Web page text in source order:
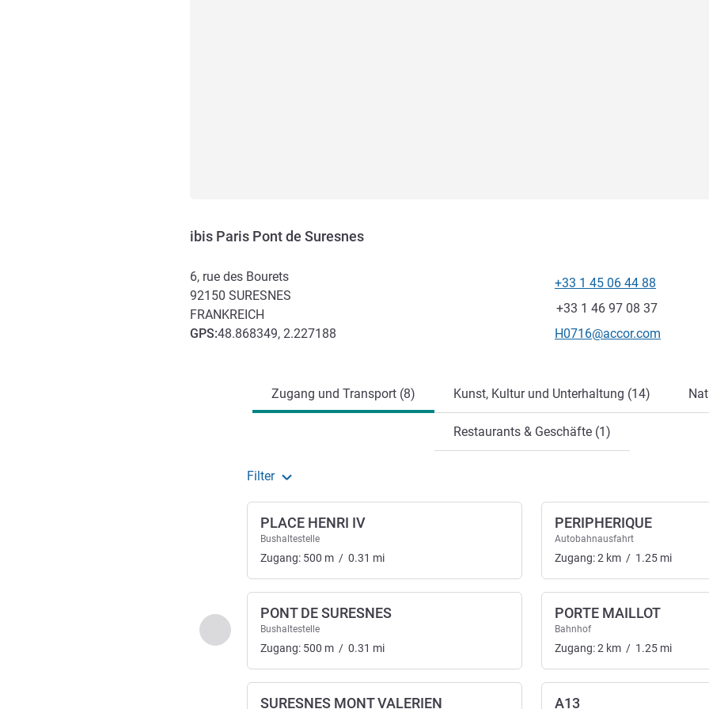
ibis Paris Pont de Suresnes
6, rue des Bourets
92150 SURESNES
FRANKREICH
GPS:48.868349, 2.227188
+33 1 45 06 44 88
Fax
+33 1 46 97 08 37
Kontakt-E-Mail
H0716@accor.com
Zugang und Transport (8) Kunst, Kultur und Unterhaltung (14)
Restaurants & Geschäfte (1)
Filter
Zurück - Zugang und Transport
PLACE HENRI IV
Bushaltestelle
Zugang: 500 m / 0.31 mi
PONT DE SURESNES
Bushaltestelle
Zugang: 500 m / 0.31 mi
SURESNES MONT VALERIEN
PERIPHERIQUE
Autobahnausfahrt
Zugang:2 km / 1.25 mi
PORTE MAILLOT
Bahnhof
Zugang:2 km / 1.25 mi
A13